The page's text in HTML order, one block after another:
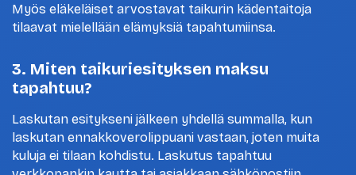
Myös eläkeläiset arvostavat taikurin kädentaitoja
tilaavat mielellään elämyksiä tapahtumiinsa.
3. Miten taikuriesityksen maksu
tapahtuu?
Laskutan esitykseni jälkeen yhdellä summalla, kun
laskutan ennakkoverolippuani vastaan, joten muita
kuluja ei tilaan kohdistu. Laskutus tapahtuu